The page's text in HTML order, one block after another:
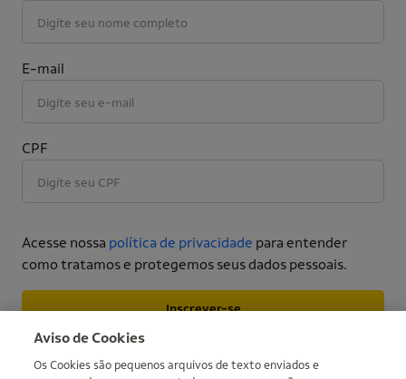
E-mail
CPF
Acesse nossa política de privacidade para entender
como tratamos e protegemos seus dados pessoais.
Inscrever-se
Aviso de Cookies
Os Cookies são pequenos arquivos de texto enviados e